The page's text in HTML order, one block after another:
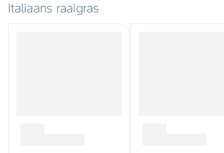
Italiaans raaigras